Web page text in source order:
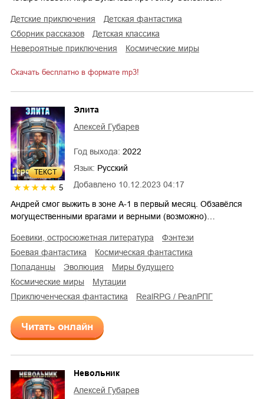
детские приключения
детская фантастика
сборник рассказов
детская классика
невероятные приключения
космические миры
Скачать бесплатно в формате mp3!
ТЕКСТ
5 Добавлено 10.12.2023 04:17
Элита
Алексей Губарев
Год выхода: 2022
Язык: Русский
Андрей смог выжить в зоне А-1 в первый месяц. Обзавёлся
могущественными врагами и верными (возможно)…
боевики, остросюжетная литература
фэнтези
боевая фантастика
космическая фантастика
попаданцы
эволюция
миры будущего
космические миры
мутации
приключенческая фантастика
RealRPG / РеалРПГ
Читать онлайн
Невольник
Алексей Губарев